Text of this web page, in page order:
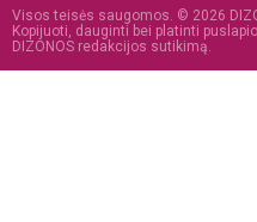
Visos teisės saugomos. © 2026
Kopijuoti, dauginti bei platinti
DIZONOS redakcijos sutikimą.